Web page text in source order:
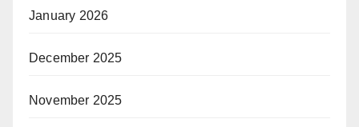
January 2026
December 2025
November 2025